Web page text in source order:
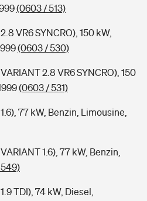
(0603 / 513)
VR6 SYNCRO), 150 kW,
(0603 / 530)
2.8 VR6 SYNCRO), 150
(0603 / 531)
77 kW, Benzin, Limousine,
1.6), 77 kW, Benzin,
TDI), 74 kW, Diesel,